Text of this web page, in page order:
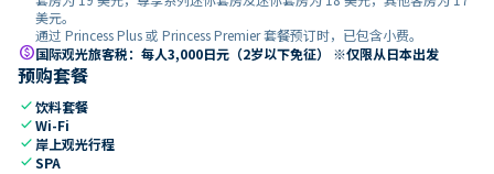
美元。
通过 Princess Plus 或 Princess Premier 套餐预订时，已包含小费。
paid国际观光旅客税：每人3,000日元（2岁以下免征） ※仅限从日本出发
预购套餐
check饮料套餐
checkWi-Fi
check 岸上观光行程
checkSPA